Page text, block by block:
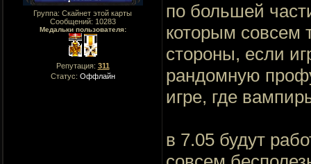
Группа: Скайнет этой карты
Сообщений: 10283
Медальки пользователя:
Репутация: 311
Статус: Оффлайн
по большей
которым совсем
стороны, если
рандомную
игре, где
в 7.05 будут